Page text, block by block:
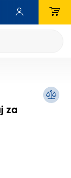
za